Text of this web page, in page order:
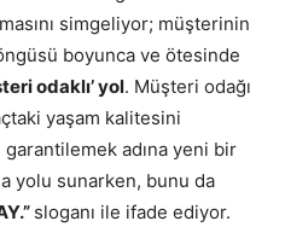
simgeliyor; müşterinin
boyunca ve ötesinde
odaklı’ yol. Müşteri odağı
yaşam kalitesini
garantilemek adına yeni bir
yolu sunarken, bunu da
sloganı ile ifade ediyor.